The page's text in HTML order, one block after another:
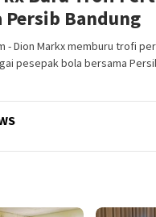
Persib Bandung
- Dion Markx memburu trofi
pesepak bola bersama